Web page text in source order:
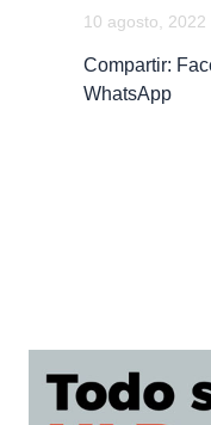
10 agosto, 2022
Compartir:
WhatsApp